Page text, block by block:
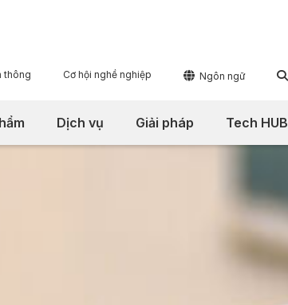
thông Cơ hội nghề nghiệp  Ngôn ngữ 
Dịch vụ Giải pháp Tech HUB